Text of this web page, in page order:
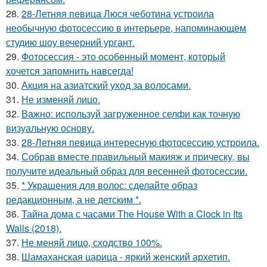
28. 28-Летняя певица Люся чеботина устроила
необычную фотосессию в интерьере, напоминающем
студию шоу вечерний ургант.
29. Фотосессия - это особенный момент, который
хочется запомнить навсегда!
30. Акция на азиатский уход за волосами.
31. Не изменяй лицо.
32. Важно: используй загруженное селфи как точную
визуальную основу.
33. 28-Летняя певица интересную фотосессию устроила.
34. Собрав вместе правильный макияж и прическу, вы
получите идеальный образ для весенней фотосессии.
35. * Украшения для волос: сделайте образ
редакционным, а не детским *.
36. Тайна дома с часами The House With a Clock in Its
Walls (2018).
37. Не меняй лицо, сходство 100%.
38. Шамаханская царица - яркий женский архетип.